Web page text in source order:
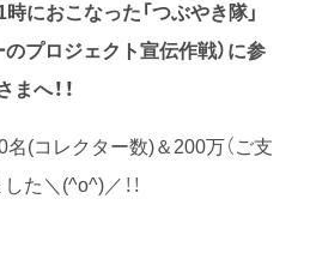
におこなった「つぶやき隊」
プロジェクト宣伝作戦）に参
へ！！
(コレクター数)＆200万（ご支
た＼(^o^)／！！